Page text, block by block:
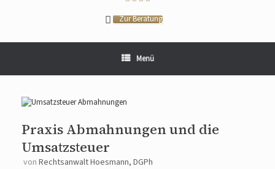
Zur Beratung
Menü
Praxis Abmahnungen und die
Umsatzsteuer
von Rechtsanwalt Hoesmann, DGPh